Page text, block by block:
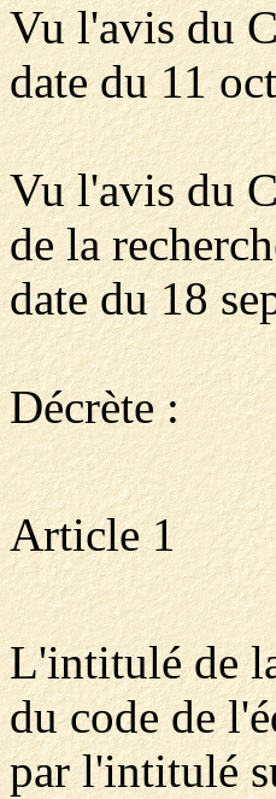
Vu l'avis du
date du 11
Vu l'avis du
de la
date du 18
Décrète :
Article 1
L'intitulé de
du code de
par l'intitulé